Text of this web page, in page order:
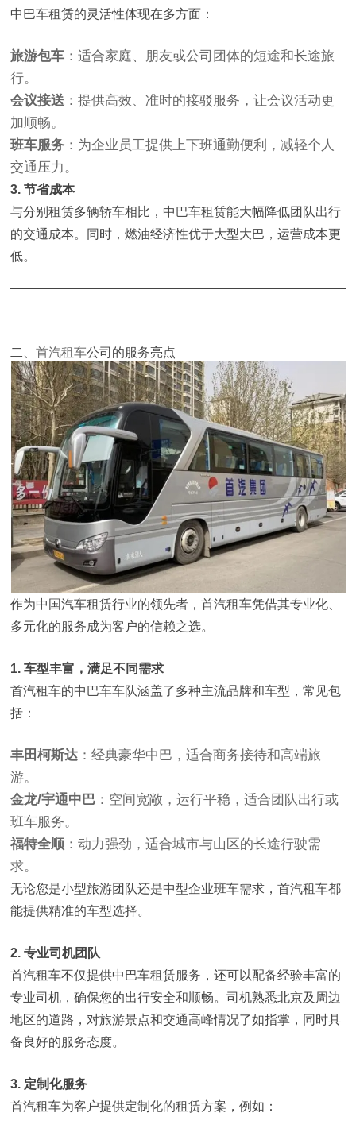
中巴车租赁的灵活性体现在多方面：
旅游包车 ：适合家庭、朋友或公司团体的短途和长途旅
行。
会议接送 ：提供高效、准时的接驳服务，让会议活动更
加顺畅。
班车服务 ：为企业员工提供上下班通勤便利，减轻个人
交通压力。
3. 节省成本
与分别租赁多辆轿车相比，中巴车租赁能大幅降低团队出行
的交通成本。同时，燃油经济性优于大型大巴，运营成本更
低。
二、首汽租车公司 的服务亮点
作为中国汽车租赁行业的领先者，首汽租车凭借其专业化、
多元化的服务成为客户的信赖之选。
1. 车型丰富，满足不同需求
首汽租车的中巴车车队涵盖了多种主流品牌和车型，常见包
括：
丰田柯斯达 ：经典豪华中巴，适合商务接待和高端旅
游。
金龙/宇通中巴 ：空间宽敞，运行平稳，适合团队出行或
班车服务。
福特全顺 ：动力强劲，适合城市与山区的长途行驶需
求。
无论您是小型旅游团队还是中型企业班车需求，首汽租车都
能提供精准的车型选择。
2. 专业司机团队
首汽租车不仅提供中巴车租赁服务，还可以配备经验丰富的
专业司机，确保您的出行安全和顺畅。司机熟悉北京及周边
地区的道路，对旅游景点和交通高峰情况了如指掌，同时具
备良好的服务态度。
3. 定制化服务
首汽租车为客户提供定制化的租赁方案，例如：